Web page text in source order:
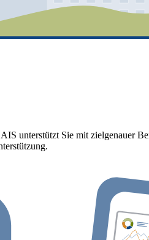
unterstützt Sie mit zielgenauer